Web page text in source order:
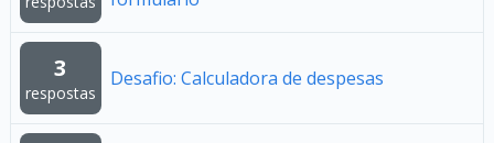
3
respostas
Desafio: Calculadora de despesas